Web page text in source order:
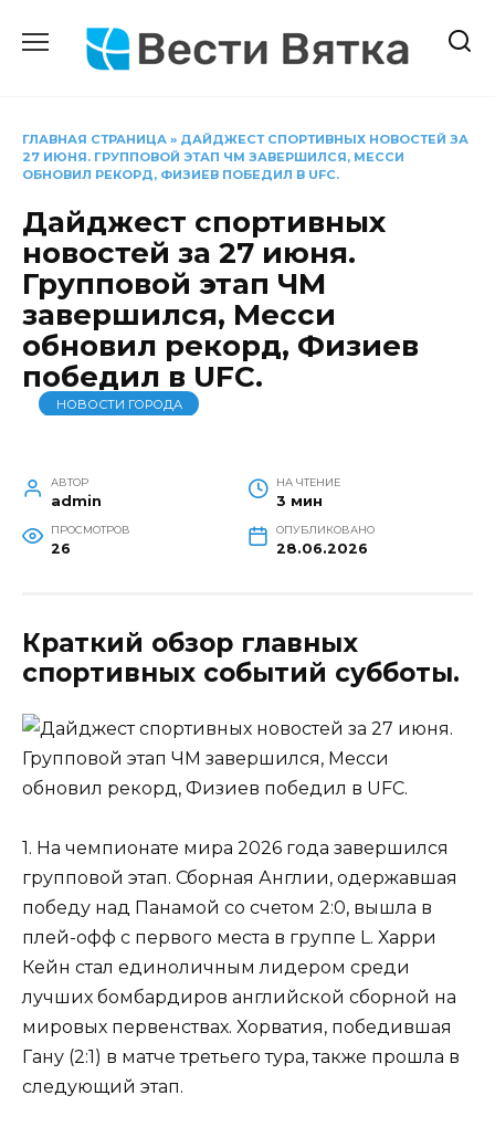
содержанию
ГЛАВНАЯ СТРАНИЦА » ДАЙДЖЕСТ СПОРТИВНЫХ НОВОСТЕЙ ЗА
27 ИЮНЯ. ГРУППОВОЙ ЭТАП ЧМ ЗАВЕРШИЛСЯ, МЕССИ
ОБНОВИЛ РЕКОРД, ФИЗИЕВ ПОБЕДИЛ В UFC.
Дайджест спортивных
новостей за 27 июня.
Групповой этап ЧМ
завершился, Месси
обновил рекорд, Физиев
победил в UFC.
НОВОСТИ ГОРОДА
АВТОР
admin
НА ЧТЕНИЕ
3 мин
ПРОСМОТРОВ
26
ОПУБЛИКОВАНО
28.06.2026
Краткий обзор главных
спортивных событий субботы.
1. На чемпионате мира 2026 года завершился
групповой этап. Сборная Англии, одержавшая
победу над Панамой со счетом 2:0, вышла в
плей-офф с первого места в группе L. Харри
Кейн стал единоличным лидером среди
лучших бомбардиров английской сборной на
мировых первенствах. Хорватия, победившая
Гану (2:1) в матче третьего тура, также прошла в
следующий этап.